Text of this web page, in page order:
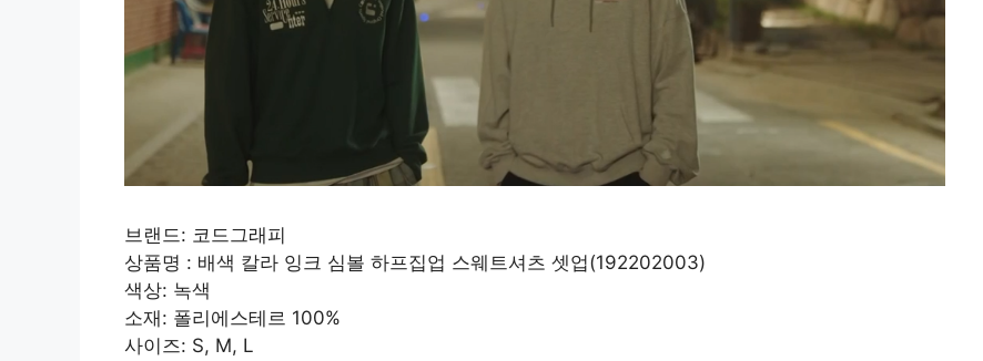
브랜드: 코드그래피
상품명 : 배색 칼라 잉크 심볼 하프집업 스웨트셔츠 셋업(192202003)
색상: 녹색
소재: 폴리에스테르 100%
사이즈: S, M, L